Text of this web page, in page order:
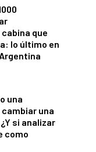
que
lo último en
una
una
si analizar
como